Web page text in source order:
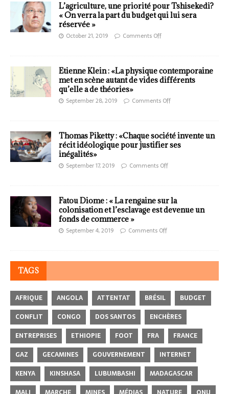
L’agriculture, une priorité pour Tshisekedi?
« On verra la part du budget qui lui sera
réservée »
October 21, 2019 Comments Off
Etienne Klein : «La physique contemporaine
met en scène autant de vides différents
qu’elle a de théories»
September 28, 2019 Comments Off
Thomas Piketty : «Chaque société invente un
récit idéologique pour justifier ses
inégalités»
September 17, 2019 Comments Off
Fatou Diome : « La rengaine sur la
colonisation et l’esclavage est devenue un
fonds de commerce »
September 4, 2019 Comments Off
TAGS
AFRIQUE ANGOLA ATTENTAT BRÉSIL
BUDGET
CONFLIT
CONGO DOS SANTOS
ENCHÈRES
ENTREPRISES
ETHIOPIE FOOT FRA
FRANCE
GAZ
GECAMINES GOUVERNEMENT
INTERNET
KENYA
KINSHASA LUBUMBASHI
MADAGASCAR